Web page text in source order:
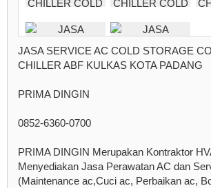
JASA SERVICE AC COLD STORAGE
CHILLER ABF KULKAS KOTA PADANG
PRIMA DINGIN
0852-6360-0700
PRIMA DINGIN Merupakan Kontraktor
Menyediakan Jasa Perawatan AC dan
(Maintenance ac,Cuci ac, Perbaikan ac,